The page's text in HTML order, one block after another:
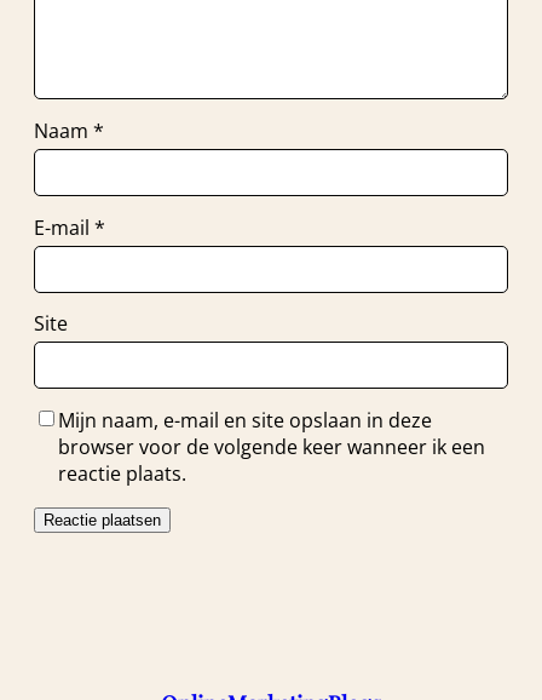
Naam *
E-mail *
Site
Mijn naam, e-mail en site opslaan in deze
browser voor de volgende keer wanneer ik een
reactie plaats.